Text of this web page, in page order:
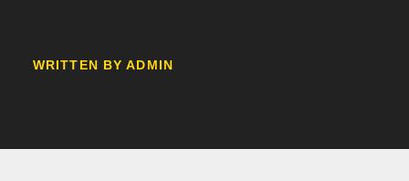
WRITTEN BYADMIN